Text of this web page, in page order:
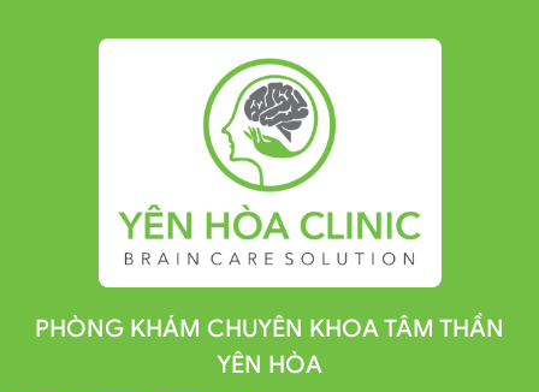
PHÒNG KHÁM CHUYÊN KHOA TÂM THẦN
YÊN HÒA